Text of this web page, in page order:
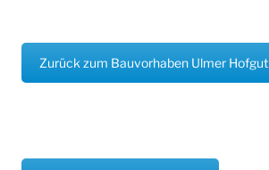
Zurück zum Bauvorhaben Ulmer Hofgut